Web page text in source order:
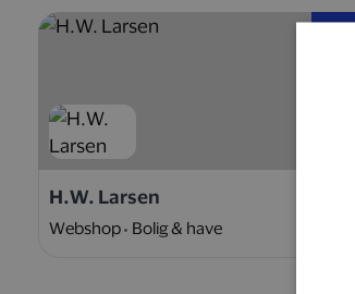
H.W. Larsen
Webshop Bolig & have